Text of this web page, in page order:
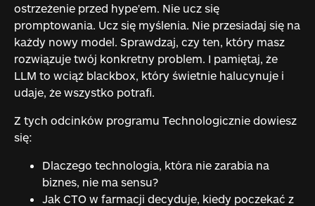
ostrzeżenie przed hype'em. Nie ucz się
promptowania. Ucz się myślenia. Nie przesiadaj się na
każdy nowy model. Sprawdzaj, czy ten, który masz
rozwiązuje twój konkretny problem. I pamiętaj, że
LLM to wciąż blackbox, który świetnie halucynuje i
udaje, że wszystko potrafi.
Z tych odcinków programu Technologicznie dowiesz
się:
Dlaczego technologia, która nie zarabia na
biznes, nie ma sensu?
Jak CTO w farmacji decyduje, kiedy poczekać z